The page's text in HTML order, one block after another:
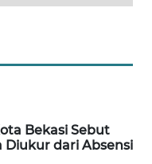
Bekasi Sebut
Diukur dari Absensi